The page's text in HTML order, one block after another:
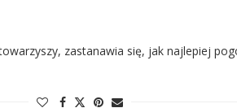
zastanawia się, jak najlepiej